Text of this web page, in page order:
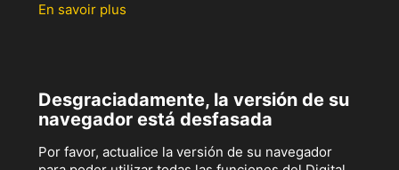
En savoir plus
Desgraciadamente, la versión de su
navegador está desfasada
Por favor, actualice la versión de su navegador